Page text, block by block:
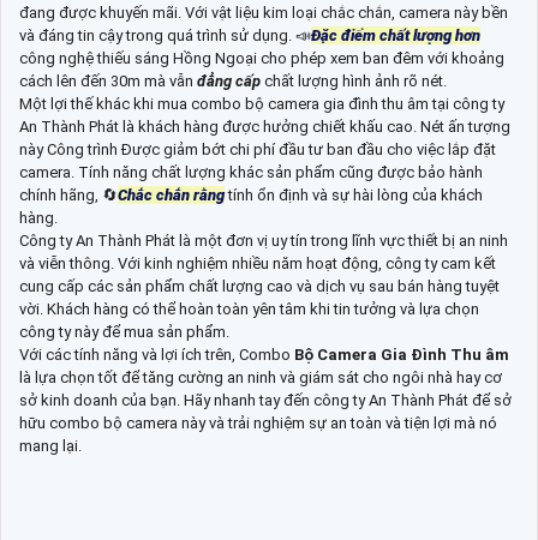
đang được khuyến mãi. Với vật liệu kim loại chắc chắn, camera này bền
và đáng tin cậy trong quá trình sử dụng. 📣Đặc điểm chất lượng hơn
công nghệ thiếu sáng Hồng Ngoại cho phép xem ban đêm với khoảng
cách lên đến 30m mà vẫn đẳng cấp chất lượng hình ảnh rõ nét.
Một lợi thế khác khi mua combo bộ camera gia đình thu âm tại công ty
An Thành Phát là khách hàng được hưởng chiết khấu cao. Nét ấn tượng
này Công trình Được giảm bớt chi phí đầu tư ban đầu cho việc lắp đặt
camera. Tính năng chất lượng khác sản phẩm cũng được bảo hành
chính hãng, 🔄Chắc chắn rằngtính ổn định và sự hài lòng của khách
hàng.
Công ty An Thành Phát là một đơn vị uy tín trong lĩnh vực thiết bị an ninh
và viễn thông. Với kinh nghiệm nhiều năm hoạt động, công ty cam kết
cung cấp các sản phẩm chất lượng cao và dịch vụ sau bán hàng tuyệt
vời. Khách hàng có thể hoàn toàn yên tâm khi tin tưởng và lựa chọn
công ty này để mua sản phẩm.
Với các tính năng và lợi ích trên, Combo Bộ Camera Gia Đình Thu âm
là lựa chọn tốt để tăng cường an ninh và giám sát cho ngôi nhà hay cơ
sở kinh doanh của bạn. Hãy nhanh tay đến công ty An Thành Phát để sở
hữu combo bộ camera này và trải nghiệm sự an toàn và tiện lợi mà nó
mang lại.